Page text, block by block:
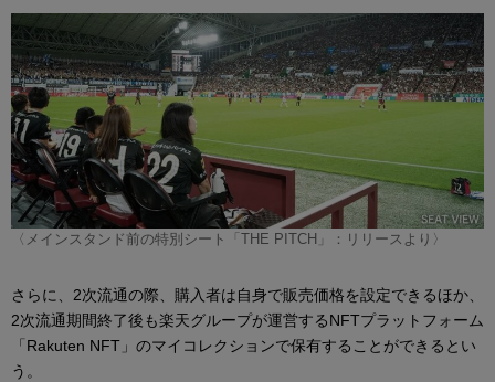
〈メインスタンド前の特別シート「THE PITCH」：リリースより〉
さらに、2次流通の際、購入者は自身で販売価格を設定できるほか、
2次流通期間終了後も楽天グループが運営するNFTプラットフォーム
「Rakuten NFT」のマイコレクションで保有することができるとい
う。